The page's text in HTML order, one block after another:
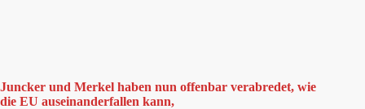
Juncker und Merkel haben nun offenbar verabredet, wie
die EU auseinanderfallen kann,